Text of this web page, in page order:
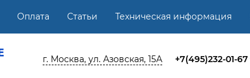
Оплата Статьи Техническая информация
г. Москва, ул. Азовская, 15А +7(495)232-01-67